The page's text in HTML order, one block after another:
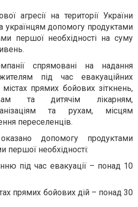
агресії на території України
українцям допомогу продуктами
першої необхідності на суму
спрямовані на надання
під час евакуаційних
прямих бойових зіткнень,
та дитячім лікарням,
та рухам, місцям
переселенців.
допомогу продуктами
першої необхідності:
під час евакуації – понад 10
прямих бойових дій – понад 30